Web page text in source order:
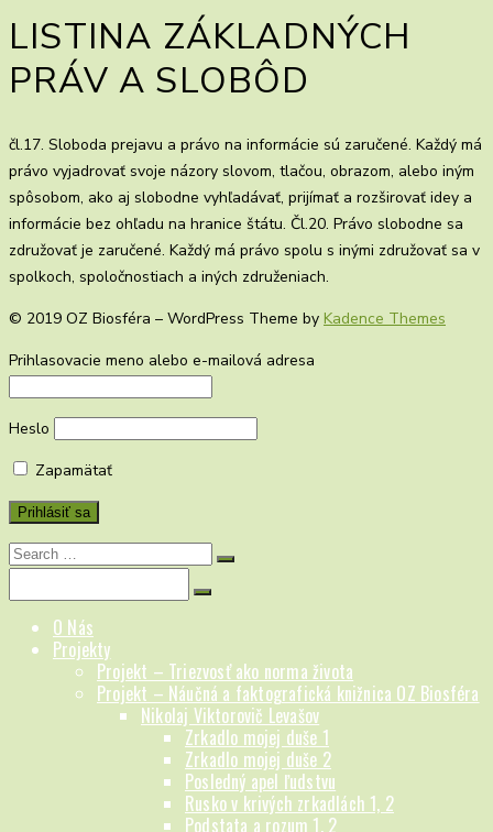
LISTINA ZÁKLADNÝCH
PRÁV A SLOBÔD
čl.17. Sloboda prejavu a právo na informácie sú zaručené. Každý má
právo vyjadrovať svoje názory slovom, tlačou, obrazom, alebo iným
spôsobom, ako aj slobodne vyhľadávať, prijímať a rozširovať idey a
informácie bez ohľadu na hranice štátu. Čl.20. Právo slobodne sa
združovať je zaručené. Každý má právo spolu s inými združovať sa v
spolkoch, spoločnostiach a iných združeniach.
© 2019 OZ Biosféra – WordPress Theme by Kadence Themes
Prihlasovacie meno alebo e-mailová adresa
Heslo
Zapamätať
Search
for:
O Nás
Projekty
Projekt – Triezvosť ako norma života
Projekt – Náučná a faktografická knižnica OZ Biosféra
Nikolaj Viktorovič Levašov
Zrkadlo mojej duše 1
Zrkadlo mojej duše 2
Posledný apel ľudstvu
Rusko v krivých zrkadlách 1, 2
Podstata a rozum 1, 2